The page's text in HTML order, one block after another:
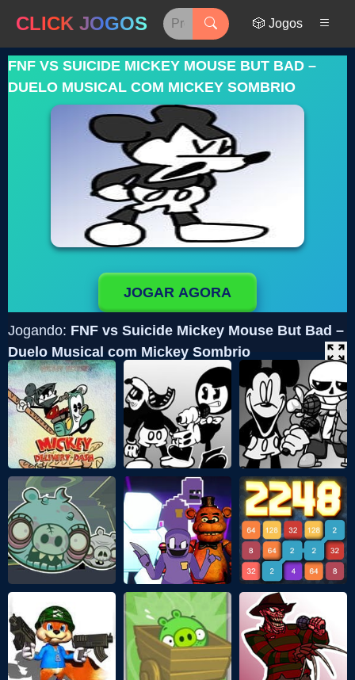
CLICK JOGOS 🎲 Jogos
FNF VS SUICIDE MICKEY MOUSE BUT BAD –
DUELO MUSICAL COM MICKEY SOMBRIO
JOGAR AGORA
Jogando: FNF vs Suicide Mickey Mouse But Bad –
Duelo Musical com Mickey Sombrio